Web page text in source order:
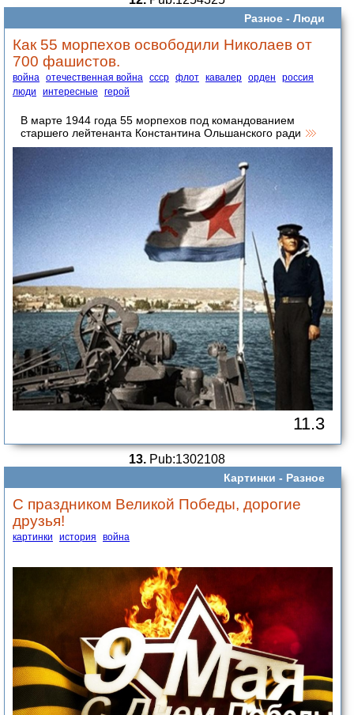
Разное - Люди
Как 55 морпехов освободили Николаев от
700 фашистов.
война отечественная война ссср флот кавалер орден
россия
люди
интересные герой
В марте 1944 года 55 морпехов под командованием
старшего лейтенанта Константина Ольшанского ради
11.3
13. Pub:1302108
Картинки - Разное
С праздником Великой Победы, дорогие
друзья!
картинки история война